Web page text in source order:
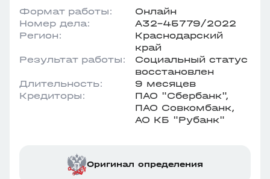
Формат работы:
Онлайн
Номер дела:
А32-45779/2022
Регион:
Краснодарский
край
Результат работы:
Социальный статус
восстановлен
Длительность:
9 месяцев
Кредиторы:
ПАО "Сбербанк",
ПАО Совкомбанк,
АО КБ "Рубанк"
Оригинал определения